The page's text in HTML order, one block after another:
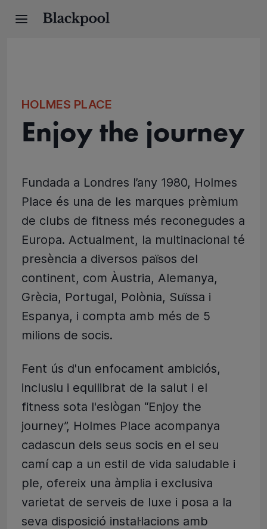
HOLMES PLACE
Enjoy the journey
Fundada a Londres l’any 1980, Holmes
Place és una de les marques prèmium
de clubs de fitness més reconegudes a
Europa. Actualment, la multinacional té
presència a diversos països del
continent, com Àustria, Alemanya,
Grècia, Portugal, Polònia, Suïssa i
Espanya, i compta amb més de 5
milions de socis.
Fent ús d'un enfocament ambiciós,
inclusiu i equilibrat de la salut i el
fitness sota l'eslògan “Enjoy the
journey”, Holmes Place acompanya
cadascun dels seus socis en el seu
camí cap a un estil de vida saludable i
ple, ofereix una àmplia i exclusiva
varietat de serveis de luxe i posa a la
seva disposició instal·lacions amb